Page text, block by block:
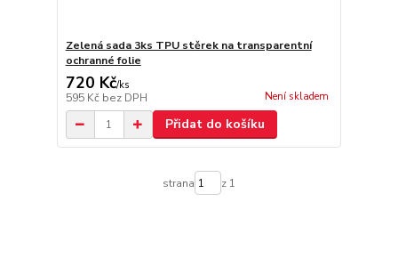
Zelená sada 3ks TPU stěrek na transparentní
ochranné folie
720 Kč/ks
595 Kč bez DPH Není skladem
Přidat do košíku
strana z 1